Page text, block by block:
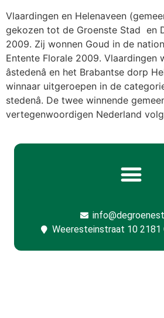
Vlaardingen en Helenaveen
gekozen tot de Groenste Stad en
2009. Zij wonnen Goud in de
Entente Florale 2009. Vlaardingen
âstedenâ en het Brabantse dorp
winnaar uitgeroepen in de categorie
stedenâ. De twee winnende
vertegenwoordigen Nederland
Weeresteinstraat 10 2181